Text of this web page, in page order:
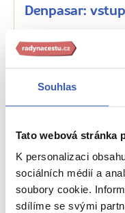
Souhlas
Tato webová stránka
K personalizaci
sociálních médií a
soubory cookie.
sdílíme se svými
Denpasar:
11262 přečtení